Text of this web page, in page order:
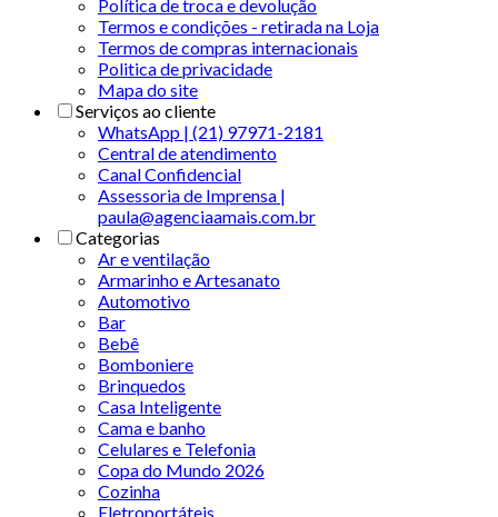
Política de troca e devolução
Termos e condições - retirada na Loja
Termos de compras internacionais
Politica de privacidade
Mapa do site
Serviços ao cliente
WhatsApp | (21) 97971-2181
Central de atendimento
Canal Confidencial
Assessoria de Imprensa |
paula@agenciaamais.com.br
Categorias
Ar e ventilação
Armarinho e Artesanato
Automotivo
Bar
Bebê
Bomboniere
Brinquedos
Casa Inteligente
Cama e banho
Celulares e Telefonia
Copa do Mundo 2026
Cozinha
Eletroportáteis